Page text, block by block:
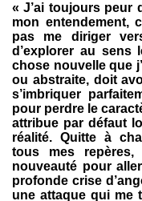
« J’ai toujours peur
mon entendement,
pas me diriger
d’explorer au
chose nouvelle que
ou abstraite, doit
s’imbriquer
pour perdre le
attribue par défaut
réalité. Quitte à
tous mes
nouveauté pour
profonde crise
une attaque qui me